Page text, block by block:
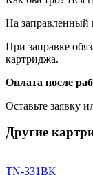
На заправленный
При заправке
картриджа.
Оплата после
Оставьте заявку
Другие
TN-331BK